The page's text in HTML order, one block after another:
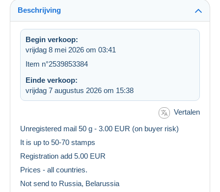
Beschrijving
Begin verkoop:
vrijdag 8 mei 2026 om 03:41
Item n°2539853384
Einde verkoop:
vrijdag 7 augustus 2026 om 15:38
Vertalen
Unregistered mail 50 g - 3.00 EUR (on buyer risk)
It is up to 50-70 stamps
Registration add 5.00 EUR
Prices - all countries.
Not send to Russia, Belarussia